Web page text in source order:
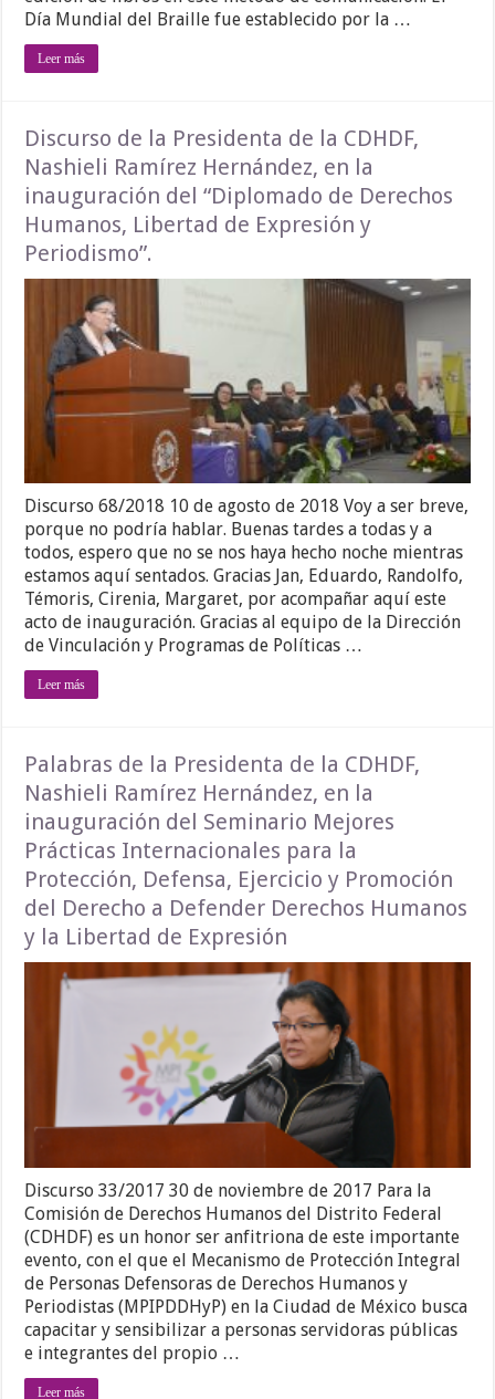
Día Mundial del Braille fue establecido por la …
Leer más
Discurso de la Presidenta de la CDHDF,
Nashieli Ramírez Hernández, en la
inauguración del “Diplomado de Derechos
Humanos, Libertad de Expresión y
Periodismo”.
Discurso 68/2018 10 de agosto de 2018 Voy a ser breve,
porque no podría hablar. Buenas tardes a todas y a
todos, espero que no se nos haya hecho noche mientras
estamos aquí sentados. Gracias Jan, Eduardo, Randolfo,
Témoris, Cirenia, Margaret, por acompañar aquí este
acto de inauguración. Gracias al equipo de la Dirección
de Vinculación y Programas de Políticas …
Leer más
Palabras de la Presidenta de la CDHDF,
Nashieli Ramírez Hernández, en la
inauguración del Seminario Mejores
Prácticas Internacionales para la
Protección, Defensa, Ejercicio y Promoción
del Derecho a Defender Derechos Humanos
y la Libertad de Expresión
Discurso 33/2017 30 de noviembre de 2017 Para la
Comisión de Derechos Humanos del Distrito Federal
(CDHDF) es un honor ser anfitriona de este importante
evento, con el que el Mecanismo de Protección Integral
de Personas Defensoras de Derechos Humanos y
Periodistas (MPIPDDHyP) en la Ciudad de México busca
capacitar y sensibilizar a personas servidoras públicas
e integrantes del propio …
Leer más